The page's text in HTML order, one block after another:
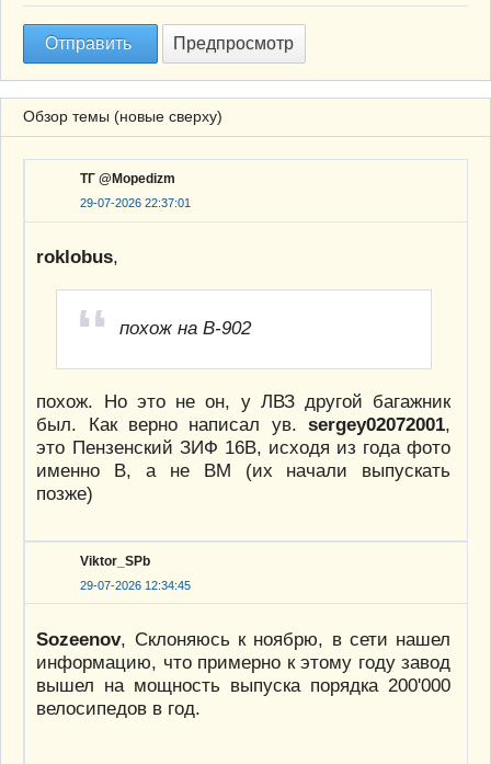
Обзор темы (новые сверху)
ТГ @Mopedizm
29-07-2026 22:37:01
roklobus,
похож на В-902
похож. Но это не он, у ЛВЗ другой багажник
был. Как верно написал ув.sergey02072001,
это Пензенский ЗИФ 16В, исходя из года фото
именно В, а не ВМ (их начали выпускать
позже)
Viktor_SPb
29-07-2026 12:34:45
Sozeenov, Склоняюсь к ноябрю, в сети нашел
информацию, что примерно к этому году завод
вышел на мощность выпуска порядка 200'000
велосипедов в год.